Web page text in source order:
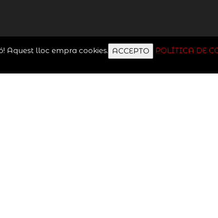
Aquest lloc empra cookies. ACCEPTO POLÍTICA DE